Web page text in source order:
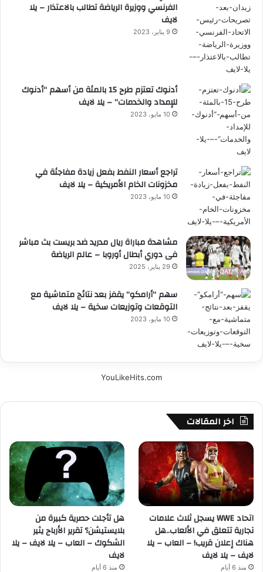
الفرنسي ووزيرة الرياضة تطالب بالاعتذار – يلا
لايف
9 يناير، 2023
أدنوك تعتزم طرح 15 بالمئة من أسهم “أدنوك
للإمداد والخدمات” – يلا لايف
10 مايو، 2023
تراجع أسعار النفط بفعل زيادة مفاجئة في
مخزونات الخام الأمريكية – يلا لايف
10 مايو، 2023
مشاهدة مباراة ريال مدريد ضد بريست بث مباشر
فى دوري أبطال أوروبا – عالم الرياضة
29 يناير، 2025
سهم “أرامكو” يقفز بعد نتائج متماشية مع
التوقعات وتوزيعات سخية – يلا لايف
10 مايو، 2023
YouLikeHits.com
اخر المقالات
اتحاد WWE يسجل ثلاث علامات
تجارية تتعلق في الألعاب..هل
هناك إعلان قريب! – العاب – يلا
لايف – يلا لايف
منذ 6 أيام
هل تأجلت حصرية كبيرة من
بلايستيشن؟ تقرير الأرباح يثير
الشكوك – العاب – يلا لايف – يلا
لايف
منذ 6 أيام